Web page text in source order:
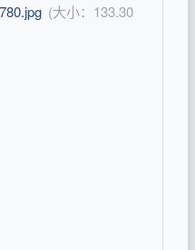
(大小：133.30